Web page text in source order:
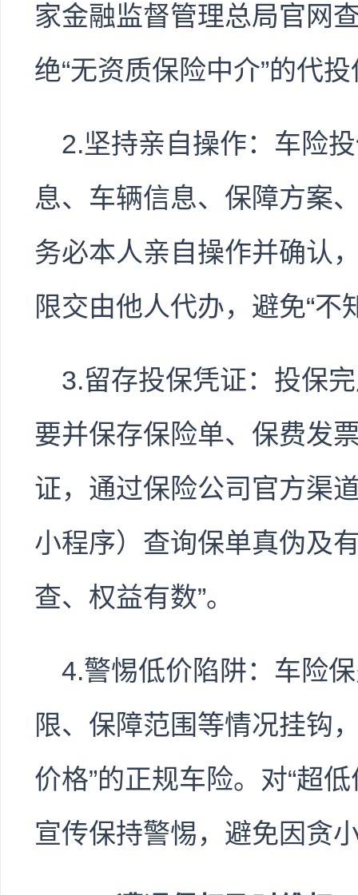
家金融监督管理总局官网
绝“无资质保险中介”的代
2.坚持亲自操作：车险
息、车辆信息、保障方案
务必本人亲自操作并确认
限交由他人代办，避免“不
3.留存投保凭证：投保
要并保存保险单、保费发
证，通过保险公司官方渠
小程序）查询保单真伪及
查、权益有数”。
4.警惕低价陷阱：车险
限、保障范围等情况挂钩
价格”的正规车险。对“超
宣传保持警惕，避免因贪